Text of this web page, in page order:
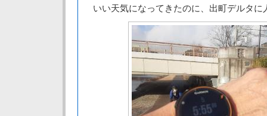
いい天気になってきたのに、出町デルタに